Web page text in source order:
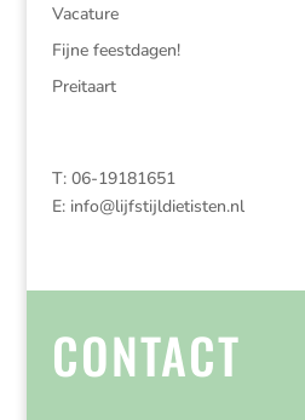
Vacature
Fijne feestdagen!
Preitaart
T: 06-19181651
E: info@lijfstijldietisten.nl
CONTACT